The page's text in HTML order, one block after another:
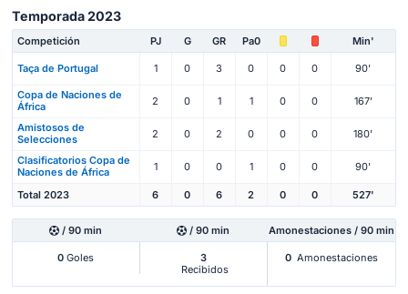
Temporada 2023
Competición PJ G GR Pa0 Min'
Taça de Portugal 1 0 3 0 0 0 90'
Copa de Naciones de
África
2 0 1 1 0 0 167'
Amistosos de
Selecciones
2 0 2 0 0 0 180'
Clasificatorios Copa de
Naciones de África
1 0 0 1 0 0 90'
Total 2023 6 0 6 2 0 0 527'
/ 90 min / 90 min Amonestaciones / 90 min
0 Goles
3
Recibidos
0 Amonestaciones